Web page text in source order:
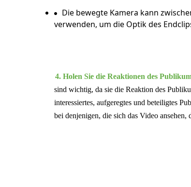
Die bewegte Kamera kann
verwenden, um die Optik des
4. Holen Sie die Reaktionen des
sind wichtig, da sie die Reaktion des
interessiertes, aufgeregtes und beteiligtes
bei denjenigen, die sich das Video ansehen,